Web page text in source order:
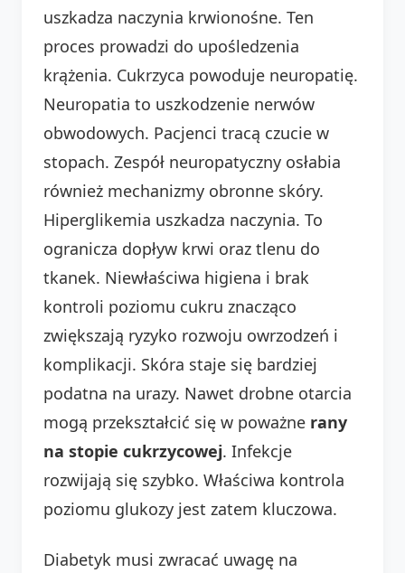
uszkadza naczynia krwionośne. Ten
proces prowadzi do upośledzenia
krążenia. Cukrzyca powoduje neuropatię.
Neuropatia to uszkodzenie nerwów
obwodowych. Pacjenci tracą czucie w
stopach. Zespół neuropatyczny osłabia
również mechanizmy obronne skóry.
Hiperglikemia uszkadza naczynia. To
ogranicza dopływ krwi oraz tlenu do
tkanek. Niewłaściwa higiena i brak
kontroli poziomu cukru znacząco
zwiększają ryzyko rozwoju owrzodzeń i
komplikacji. Skóra staje się bardziej
podatna na urazy. Nawet drobne otarcia
mogą przekształcić się w poważne rany
na stopie cukrzycowej. Infekcje
rozwijają się szybko. Właściwa kontrola
poziomu glukozy jest zatem kluczowa.
Diabetyk musi zwracać uwagę na